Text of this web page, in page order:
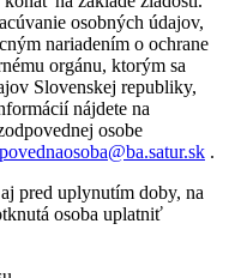
osobných údajov,
nariadením o ochrane
orgánu, ktorým sa
Slovenskej republiky,
nájdete na
osobe
.
pred uplynutím doby, na
osoba uplatniť